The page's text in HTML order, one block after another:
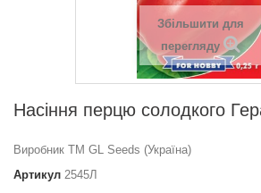
Збільшити для
перегляду
Насіння перцю солодкого
Виробник ТМ GL Seeds (Україна)
Артикул 2545Л